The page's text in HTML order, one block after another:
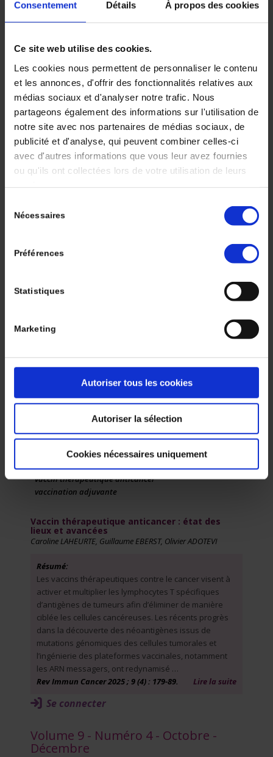
Consentement Détails À propos des cookies
Ce site web utilise des cookies.
Les cookies nous permettent de personnaliser le contenu
et les annonces, d'offrir des fonctionnalités relatives aux
médias sociaux et d'analyser notre trafic. Nous
partageons également des informations sur l'utilisation de
notre site avec nos partenaires de médias sociaux, de
publicité et d'analyse, qui peuvent combiner celles-ci
avec d'autres informations que vous leur avez fournies
ou qu'ils ont collectées lors de votre utilisation de leurs
Nécessaires
Préférences
Statistiques
Marketing
Autoriser tous les cookies
Autoriser la sélection
Cookies nécessaires uniquement
Mise au point
Mots clés
biomarqueurs prédictifs
carcinome urothélial
enfortumab vedotin – pembrolizumab
immunothérapie (ICI)
Anticorps conjugués et immunothérapie dans
le carcinome urothélial : de la synergie
biologique aux implications cliniques
Safa ABDALLAHOUI, Fabien MOINARD-BUTOT, Philippe
BARTHÉLÉMY
Résumé:
inhibiteurs de points de contrôle immunitaire (ICI), ont
sur le rationnel biologique suivant : les ADC, au-delà
immunogène capable d’amorcer une réponse
Se connecter
Volume 9 - Numéro 4 - Octobre -
Décembre
Dossier Thématique
ARNm
combinaison thérapeutique
néoantigènes
vaccin thérapeutique anticancer
vaccination adjuvante
Vaccin thérapeutique anticancer : état des
lieux et avancées
Caroline LAHEURTE, Guillaume EBERST, Olivier ADOTEVI
Résumé:
Les vaccins thérapeutiques contre le cancer visent à
activer et multiplier les lymphocytes T spécifiques
d’antigènes de tumeurs afin d’éliminer de manière
ciblée les cellules cancéreuses. Les récents progrès
dans la découverte des néoantigènes issus de
mutations génomiques des cellules tumorales et
l’ingénierie des plateformes vaccinales, notamment
les ARN messagers, ont redynamisé …
Rev Immun Cancer 2025 ; 9 (4) : 179-89.
Lire la suite
Se connecter
Volume 9 - Numéro 4 - Octobre -
Décembre